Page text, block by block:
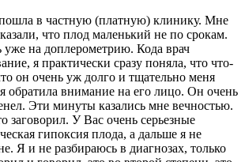
в частную (платную) клинику. Мне
что плод маленький не по срокам.
уже на доплерометрию. Кода врач
я практически сразу поняла, что что-
он очень уж долго и тщательно меня
обратила внимание на его лицо. Он очень
Эти минуты казались мне вечностью.
заговорил. У Вас очень серьезные
гипоксия плода, а дальше я не
Я и не разбираюсь в диагнозах, только